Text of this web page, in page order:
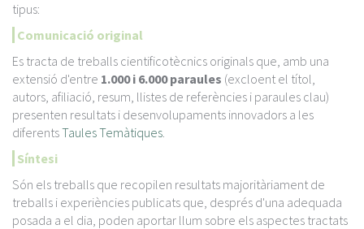
tipus:
Comunicació original
Es tracta de treballs cientificotècnics originals que, amb una
extensió d'entre 1.000 i 6.000 paraules (excloent el títol,
autors, afiliació, resum, llistes de referències i paraules clau)
presenten resultats i desenvolupaments innovadors a les
diferentsTaules Temàtiques.
Síntesi
Són els treballs que recopilen resultats majoritàriament de
treballs i experiències publicats que, després d'una adequada
posada a el dia, poden aportar llum sobre els aspectes tractats